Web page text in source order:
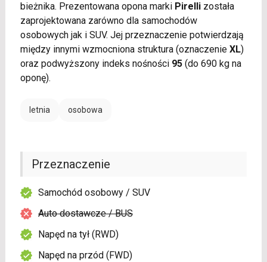
bieżnika. Prezentowana opona marki Pirellizostała
zaprojektowana zarówno dla samochodów
osobowych jak i SUV. Jej przeznaczenie potwierdzają
między innymi wzmocniona struktura (oznaczenie XL)
oraz podwyższony indeks nośności 95(do 690 kg na
oponę).
letnia osobowa
Przeznaczenie
Samochód osobowy / SUV
Auto dostawcze / BUS
Napęd na tył (RWD)
Napęd na przód (FWD)